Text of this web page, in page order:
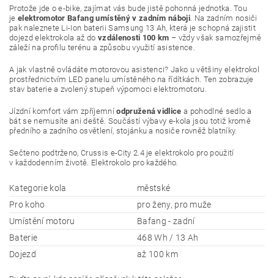
Protože jde o e-bike, zajímat vás bude jistě pohonná jednotka. Tou
je elektromotor Bafang umístěný v zadním náboji. Na zadním nosiči
pak naleznete Li-Ion baterii Samsung 13 Ah, která je schopná zajistit
dojezd elektrokola až do vzdálenosti 100 km – vždy však samozřejmě
záleží na profilu terénu a způsobu využití asistence.
A jak vlastně ovládáte motorovou asistenci? Jako u většiny elektrokol
prostřednictvím LED panelu umístěného na řídítkách. Ten zobrazuje
stav baterie a zvolený stupeň výpomoci elektromotoru.
Jízdní komfort vám zpříjemníodpružená vidlice a pohodlné sedlo a
bát se nemusíte ani deště. Součástí výbavy e-kola jsou totiž kromě
předního a zadního osvětlení, stojánku a nosiče rovněž blatníky.
Sečteno podtrženo, Crussis e-City 2.4 je elektrokolo pro použití
v každodenním životě. Elektrokolo pro každého.
Kategorie kola
městské
Pro koho
pro ženy, pro muže
Umístění motoru
Bafang - zadní
Baterie
468 Wh / 13 Ah
Dojezd
až 100 km